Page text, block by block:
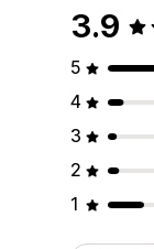
3.9
5
4
3
2
1